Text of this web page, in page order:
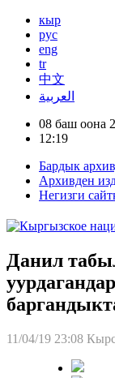
кыр
рус
eng
tr
中文
العربية
08 баш оона
12:19
Бардык
Архивден
Негизги
Данил
11/04/19 23:08